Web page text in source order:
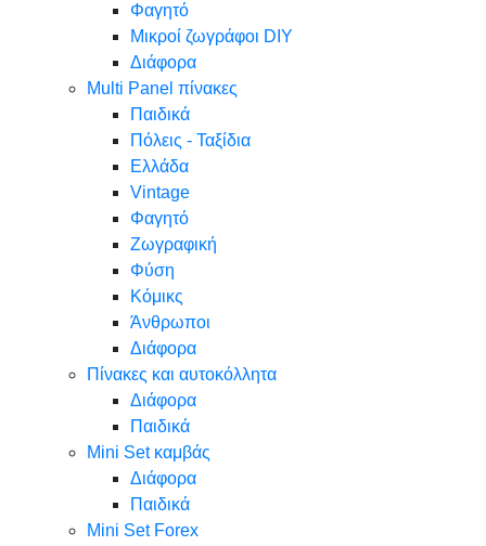
Φαγητό
Μικροί ζωγράφοι DIY
Διάφορα
Multi Panel πίνακες
Παιδικά
Πόλεις - Ταξίδια
Ελλάδα
Vintage
Φαγητό
Ζωγραφική
Φύση
Κόμικς
Άνθρωποι
Διάφορα
Πίνακες και αυτοκόλλητα
Διάφορα
Παιδικά
Mini Set καμβάς
Διάφορα
Παιδικά
Mini Set Forex